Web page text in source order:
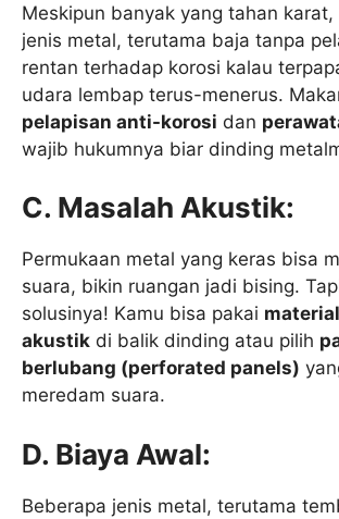
Meskipun banyak yang tahan
jenis metal, terutama baja tanpa
rentan terhadap korosi kalau
udara lembap terus-menerus.
pelapisan anti-korosi dan
wajib hukumnya biar dinding
C. Masalah Akustik:
Permukaan metal yang keras bisa
suara, bikin ruangan jadi bising.
solusinya! Kamu bisa pakai
akustik di balik dinding atau pilih
berlubang (perforated panels)
meredam suara.
D. Biaya Awal:
Beberapa jenis metal, terutama